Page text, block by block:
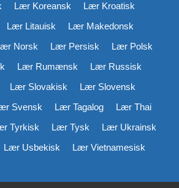
Lær Koreansk
Lær Kroatisk
Lær Litauisk
Lær Makedonsk
Norsk Lær Persisk
Lær Polsk
Lær Rumænsk
Lær Russisk
Lær Slovakisk
Lær Slovensk
Svensk Lær Tagalog
Lær Thai
Tyrkisk Lær Tysk
Lær Ukrainsk
Lær Usbekisk Lær Vietnamesisk